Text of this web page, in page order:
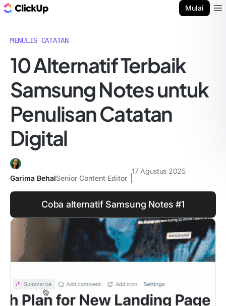
Mulai
MENULIS CATATAN
10 Alternatif Terbaik
Samsung Notes untuk
Penulisan Catatan
Digital
Garima BehalSenior Content Editor
17 Agustus 2025
Coba alternatif Samsung Notes #1